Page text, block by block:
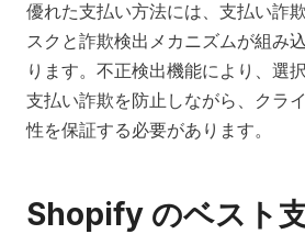
優れた支払い方法には、支払い詐
スクと詐欺検出メカニズムが組み
ります。不正検出機能により、選
支払い詐欺を防止しながら、クラ
性を保証する必要があります。
Shopify のベスト